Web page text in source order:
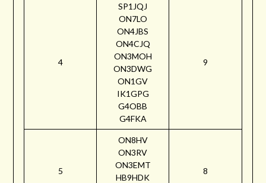
4
SP1JQJ
ON7LO
ON4JBS
ON4CJQ
ON3MOH
ON3DWG
ON1GV
IK1GPG
G4OBB
G4FKA
9
5
ON8HV
ON3RV
ON3EMT
HB9HDK
8